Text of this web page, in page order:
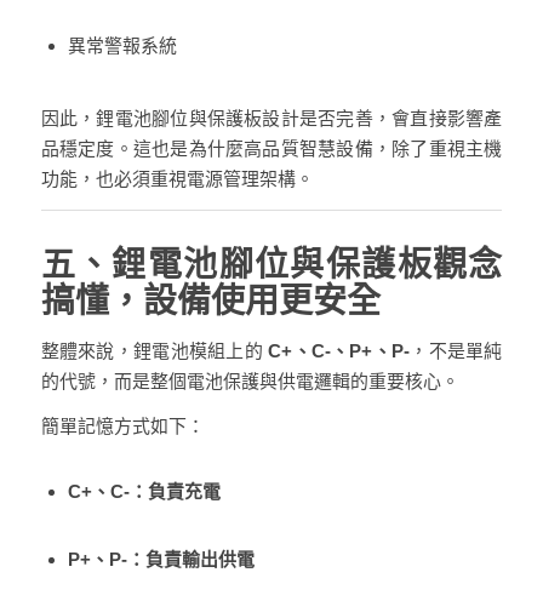
異常警報系統
因此，鋰電池腳位與保護板設計是否完善，會直接影響產
品穩定度。這也是為什麼高品質智慧設備，除了重視主機
功能，也必須重視電源管理架構。
五、鋰電池腳位與保護板觀念
搞懂，設備使用更安全
整體來說，鋰電池模組上的C+、C-、P+、P-，不是單純
的代號，而是整個電池保護與供電邏輯的重要核心。
簡單記憶方式如下：
C+、C-：負責充電
P+、P-：負責輸出供電